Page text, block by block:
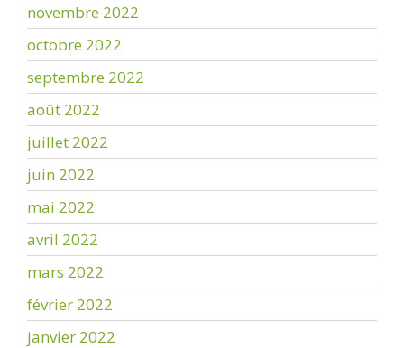
novembre 2022
octobre 2022
septembre 2022
août 2022
juillet 2022
juin 2022
mai 2022
avril 2022
mars 2022
février 2022
janvier 2022